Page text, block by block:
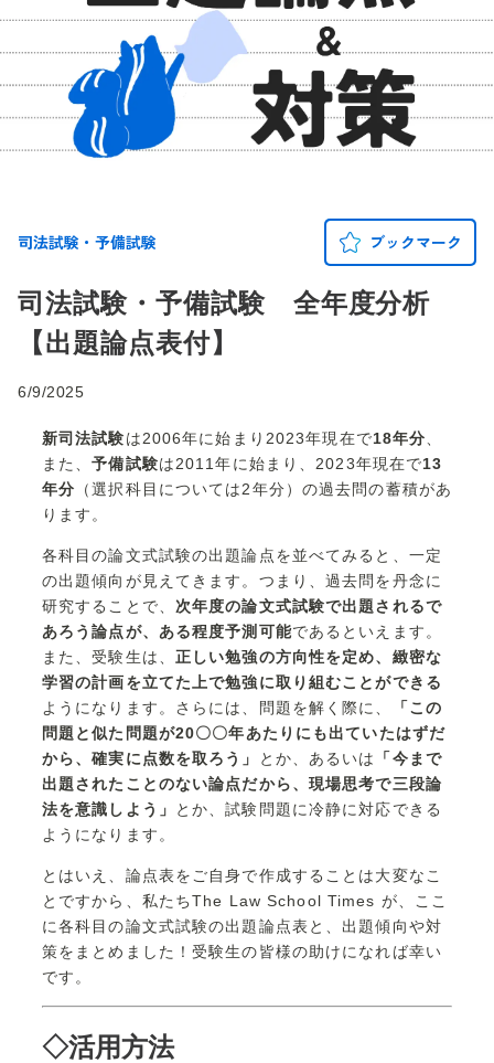
司法試験・予備試験 ブックマーク
司法試験・予備試験 全年度分析
【出題論点表付】
6/9/2025
新司法試験は2006年に始まり2023年現在で18年分
また、予備試験は2011年に始まり、2023年現在で13
年分 （選択科目については2年分）の過去問の蓄積があ
ります。
各科目の論文式試験の出題論点を並べてみると、一定
の出題傾向が見えてきます。つまり、過去問を丹念に
研究することで、 次年度の論文式試験で出題されるで
あろう論点が、ある程度予測可能であるといえます。
また、受験生は、 正しい勉強の方向性を定め、緻密な
学習の計画を立てた上で勉強に取り組むことができる
ようになります。さらには、問題を解く際に、
「この
問題と似た問題が20〇〇年あたりにも出ていたはずだ
から、確実に点数を取ろう」
とか、あるいは
「今まで
出題されたことのない論点だから、現場思考で三段論
法を意識しよう」
とか、試験問題に冷静に対応できる
ようになります。
とはいえ、論点表をご自身で作成することは大変なこ
とですから、私たちThe Law School Times が、ここ
に各科目の論文式試験の出題論点表と、出題傾向や対
策をまとめました！受験生の皆様の助けになれば幸い
です。
◇活用方法